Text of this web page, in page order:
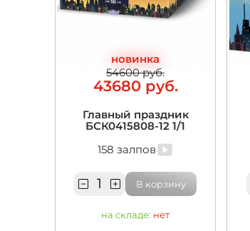
новинка
54600 руб.
43680 руб.
Главный праздник
БСК0415808-12 1/1
158 залпов
В корзину
на складе: нет